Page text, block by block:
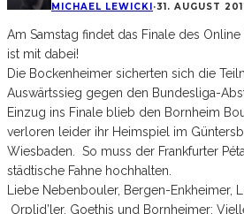
MICHAEL LEWICKI ·31. AUGUST
Am Samstag findet das Finale des
ist mit dabei!
Die Bockenheimer sicherten sich die
Auswärtssieg gegen den Bundesliga-
Einzug ins Finale blieb den Bornheim
verloren leider ihr Heimspiel im
Wiesbaden. So muss der Frankfurter
städtische Fahne hochhalten.
Liebe Nebenbouler, Bergen-Enkheimer,
Orplid’ler, Goethis und Bornheimer: